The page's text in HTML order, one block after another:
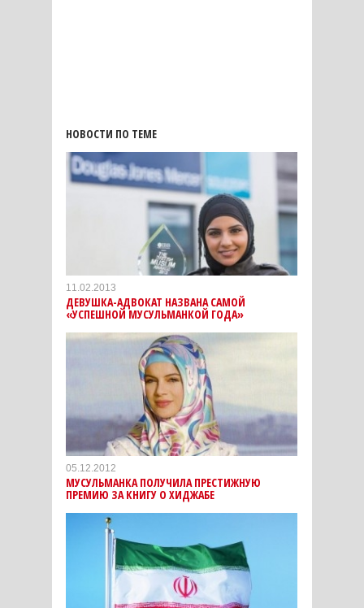
НОВОСТИ ПО ТЕМЕ
11.02.2013
ДЕВУШКА-АДВОКАТ НАЗВАНА САМОЙ
«УСПЕШНОЙ МУСУЛЬМАНКОЙ ГОДА»
05.12.2012
МУСУЛЬМАНКА ПОЛУЧИЛА ПРЕСТИЖНУЮ
ПРЕМИЮ ЗА КНИГУ О ХИДЖАБЕ